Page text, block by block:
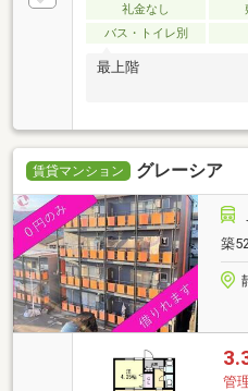
礼金なし
バス・トイレ別
最上階
賃貸マンション グレーシア
築
管